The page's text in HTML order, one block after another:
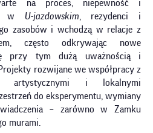
na proces, niepewność i
w U-jazdowskim, rezydenci i
zasobów i wchodzą w relacje z
często odkrywając nowe
przy tym dużą uważnością i
rozwijane we współpracy z
artystycznymi i lokalnymi
do eksperymentu, wymiany
– zarówno w Zamku
murami.